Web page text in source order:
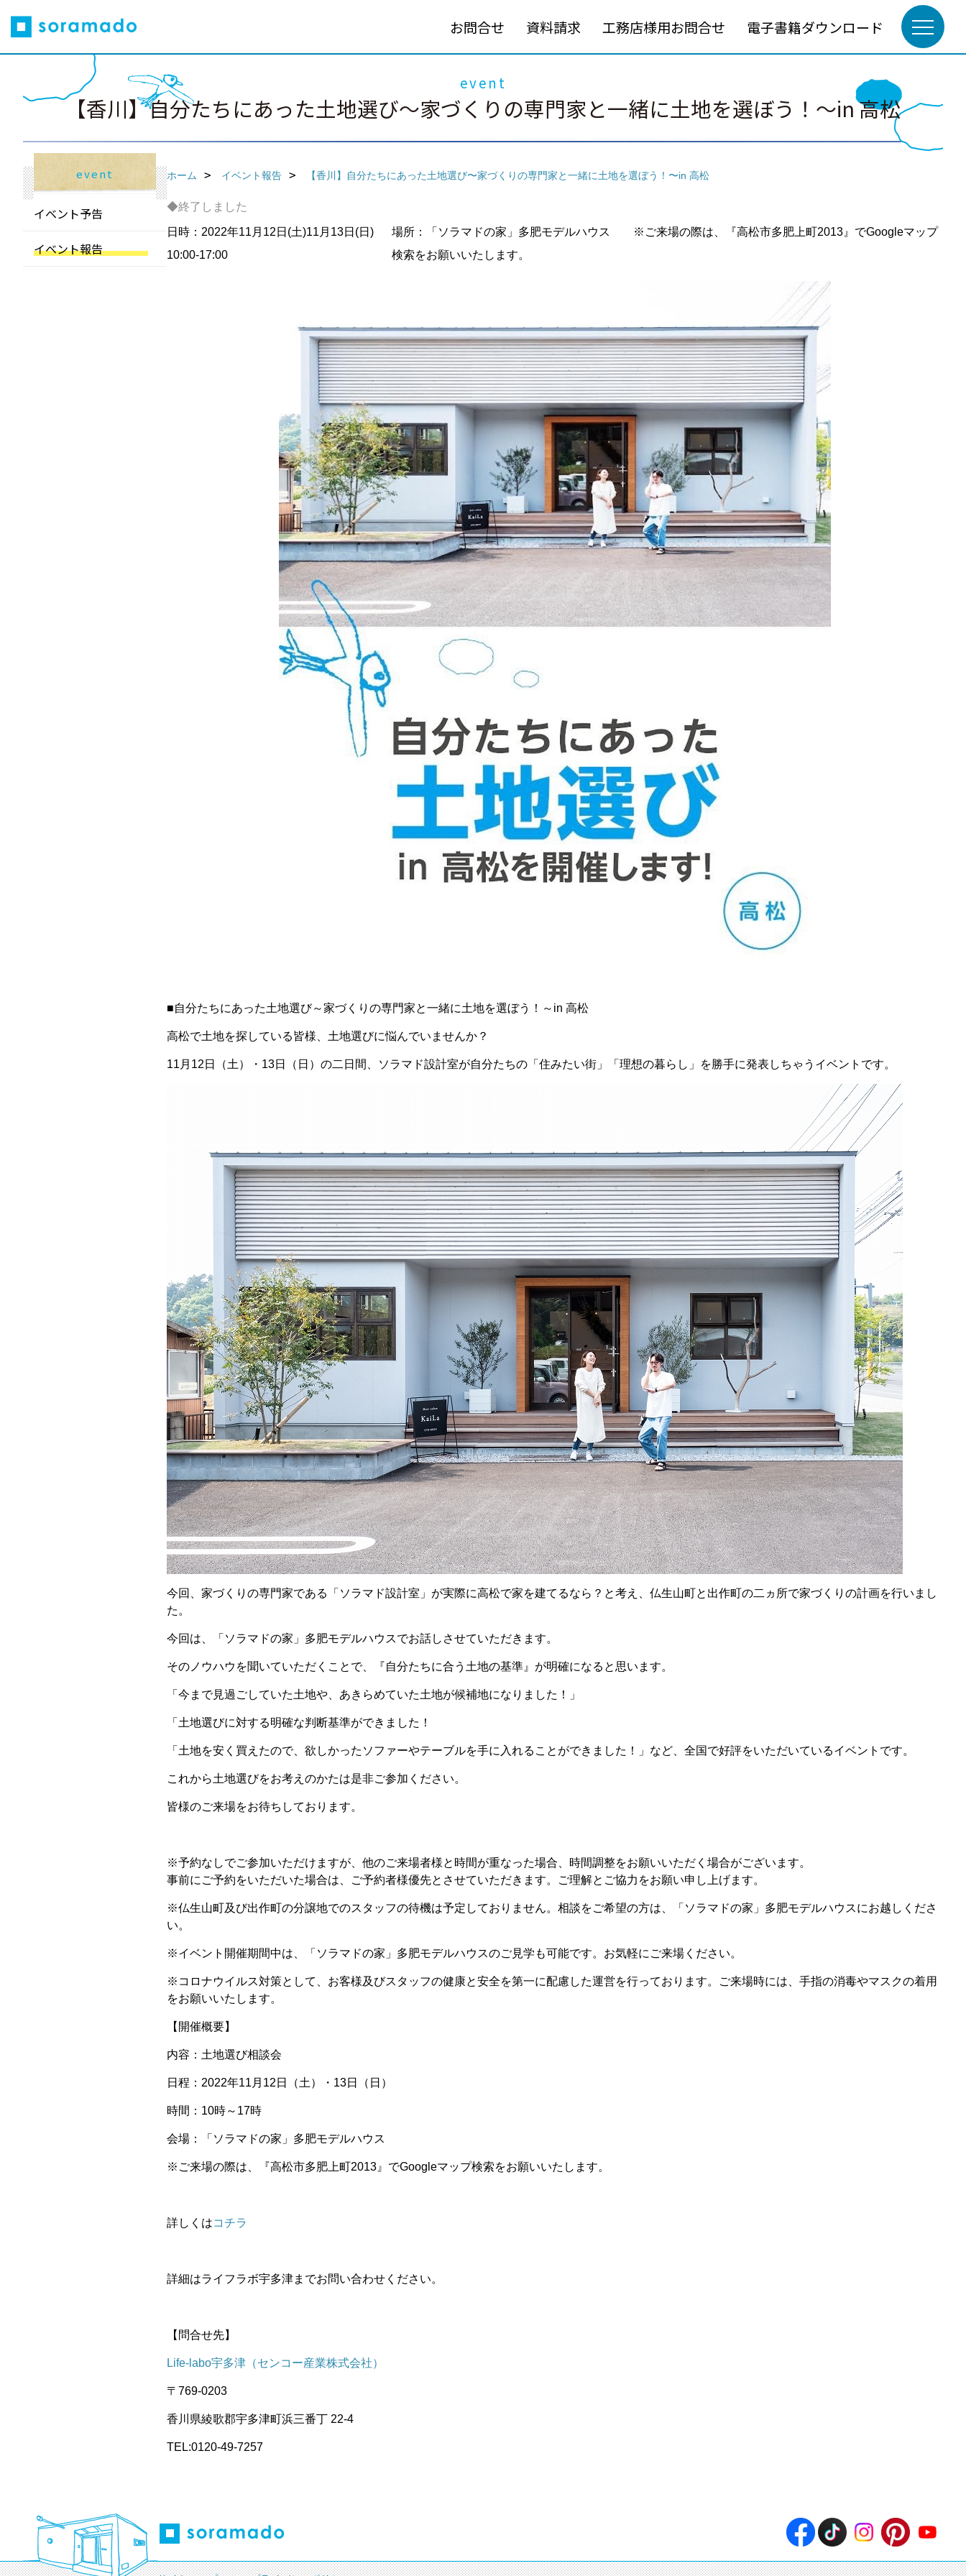
お問合せ 資料請求 工務店様用お問合せ 電子書籍ダウンロード
event
【香川】自分たちにあった土地選び〜家づくりの専門家と一緒に土地を選ぼう！〜in 高松
ホーム イベント報告 【香川】自分たちにあった土地選び〜家づくりの専門家と一緒に土地を選ぼう！〜in 高松
◆終了しました
日時：2022年11月12日(土)11月13日(日)
10:00-17:00
場所：「ソラマドの家」多肥モデルハウス ※ご来場の際は、『高松市多肥上町2013』でGoogleマップ
検索をお願いいたします。
■自分たちにあった土地選び～家づくりの専門家と一緒に土地を選ぼう！～in 高松
高松で土地を探している皆様、土地選びに悩んでいませんか？
11月12日（土）・13日（日）の二日間、ソラマド設計室が自分たちの「住みたい街」「理想の暮らし」を勝手に発表しちゃうイベントです。
今回、家づくりの専門家である「ソラマド設計室」が実際に高松で家を建てるなら？と考え、仏生山町と出作町の二ヵ所で家づくりの計画を行いまし
た。
今回は、「ソラマドの家」多肥モデルハウスでお話しさせていただきます。
そのノウハウを聞いていただくことで、『自分たちに合う土地の基準』が明確になると思います。
「今まで見過ごしていた土地や、あきらめていた土地が候補地になりました！」
「土地選びに対する明確な判断基準ができました！
「土地を安く買えたので、欲しかったソファーやテーブルを手に入れることができました！」など、全国で好評をいただいているイベントです。
これから土地選びをお考えのかたは是非ご参加ください。
皆様のご来場をお待ちしております。
※予約なしでご参加いただけますが、他のご来場者様と時間が重なった場合、時間調整をお願いいただく場合がございます。
事前にご予約をいただいた場合は、ご予約者様優先とさせていただきます。ご理解とご協力をお願い申し上げます。
※仏生山町及び出作町の分譲地でのスタッフの待機は予定しておりません。相談をご希望の方は、「ソラマドの家」多肥モデルハウスにお越しくださ
い。
※イベント開催期間中は、「ソラマドの家」多肥モデルハウスのご見学も可能です。お気軽にご来場ください。
※コロナウイルス対策として、お客様及びスタッフの健康と安全を第一に配慮した運営を行っております。ご来場時には、手指の消毒やマスクの着用
をお願いいたします。
【開催概要】
内容：土地選び相談会
日程：2022年11月12日（土）・13日（日）
時間：10時～17時
会場：「ソラマドの家」多肥モデルハウス
※ご来場の際は、『高松市多肥上町2013』でGoogleマップ検索をお願いいたします。
詳しくはコチラ
詳細はライフラボ宇多津までお問い合わせください。
【問合せ先】
Life-labo宇多津（センコー産業株式会社）
〒769-0203
香川県綾歌郡宇多津町浜三番丁 22-4
TEL:0120-49-7257
event
イベント予告
イベント報告